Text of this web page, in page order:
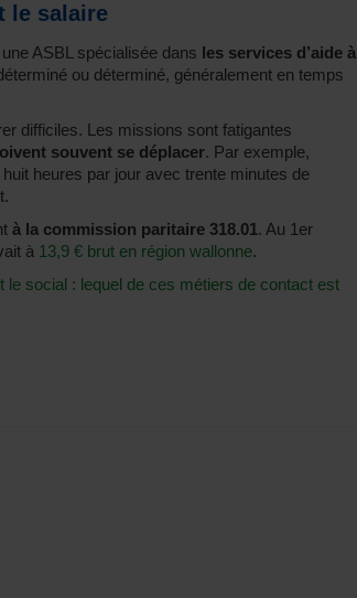
le salaire
ASBL spécialisée dans les services d’aide à
ou déterminé, généralement en temps
difficiles. Les missions sont fatigantes
souvent se déplacer. Par exemple,
heures par jour avec trente minutes de
à la commission paritaire 318.01. Au 1er
à 13,9 € brut en région wallonne.
le social : lequel de ces métiers de contact est